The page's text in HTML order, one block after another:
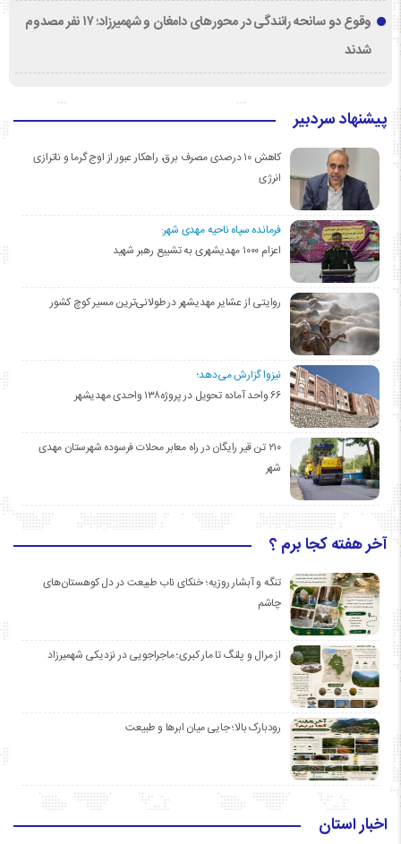
وقوع دو سانحه رانندگی در محورهای دامغان و شهمیرزاد؛ ۱۷ نفر مصدوم
شدند
پیشنهاد سردبیر
کاهش ۱۰ درصدی مصرف برق، راهکار عبور از اوج گرما و ناترازی
انرژی
فرمانده سپاه ناحیه مهدی شهر:
اعزام ۱۰۰۰ مهدیشهری به تشییع رهبر شهید
روایتی از عشایر مهدیشهر در طولانی‌ترین مسیر کوچ کشور
نیزوا گزارش می‌دهد؛
۶۶ واحد آماده تحویل در پروژه۱۳۸ واحدی مهدیشهر
۲۱۰ تن قیر رایگان در راه معابر محلات فرسوده شهرستان مهدی
شهر
آخر هفته کجا برم ؟
تنگه و آبشار روزیه؛ خنکای ناب طبیعت در دل کوهستان‌های
چاشم
از مرال و پلنگ تا مار کبری؛ ماجراجویی در نزدیکی شهمیرزاد
رودبارک بالا؛ جایی میان ابرها و طبیعت
اخبار استان